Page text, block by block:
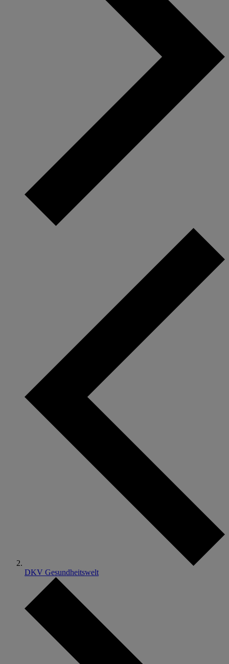
DKV Gesundheitswelt